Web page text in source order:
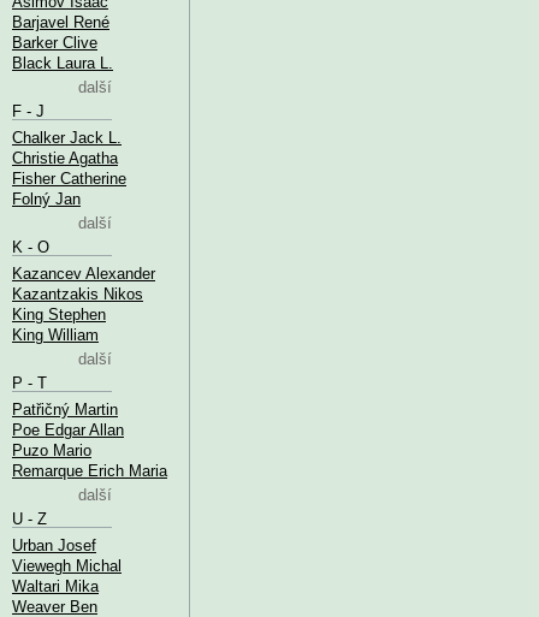
Barjavel René
Barker Clive
Black Laura L.
další
F - J
Chalker Jack L.
Christie Agatha
Fisher Catherine
Folný Jan
další
K - O
Kazancev Alexander
Kazantzakis Nikos
King Stephen
King William
další
P - T
Patřičný Martin
Poe Edgar Allan
Puzo Mario
Remarque Erich Maria
další
U - Z
Urban Josef
Viewegh Michal
Waltari Mika
Weaver Ben